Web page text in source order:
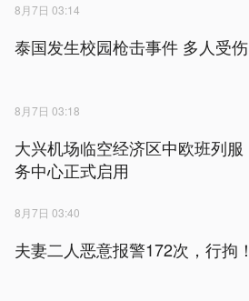
8月7日 03:14
泰国发生校园枪击事件 多人受伤
8月7日 03:18
大兴机场临空经济区中欧班列服
务中心正式启用
8月7日 03:40
夫妻二人恶意报警172次，行拘！